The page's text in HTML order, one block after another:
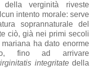
verginità riveste
intento morale: serve
soprannaturale del
ciò, già nei primi secoli
ha dato enorme
fino ad arrivare
integritatedella